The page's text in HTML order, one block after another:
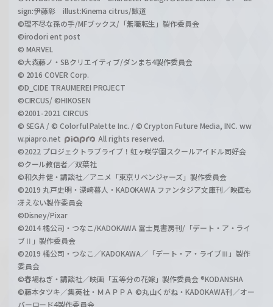
sign:伊藤彰 illust:Kinema citrus/獣道
©理不尽な孫の手/MFブックス/「無職転生」製作委員会
©irodori ent post
© MARVEL
©大森藤ノ・SBクリエイティブ/ダンまち4製作委員会
© 2016 COVER Corp.
©D_CIDE TRAUMEREI PROJECT
©CIRCUS/ ©HIKOSEN
©2001-2021 CIRCUS
© SEGA / © Colorful Palette Inc. / © Crypton Future Media, INC. ww
w.piapro.net
All rights reserved.
©2022 プロジェクトラブライブ！虹ヶ咲学園スクールアイドル同好会
©クール教信者／双葉社
©和久井健・講談社／アニメ「東京リベンジャーズ」製作委員会
©2019 丸戸史明・深崎暮人・KADOKAWA ファンタジア文庫刊／映画も
冴えない製作委員会
©Disney/Pixar
©2014 橘公司・つなこ/KADOKAWA 富士見書房刊/「デート・ア・ライ
ブⅡ」製作委員会
©2019 橘公司・つなこ／KADOKAWA／「デート・ア・ライブⅢ」製作
委員会
©春場ねぎ・講談社／映画「五等分の花嫁」製作委員会 ®KODANSHA
©藤本タツキ／集英社・ＭＡＰＰＡ ©丸山くがね・KADOKAWA刊／オー
バーロード4製作委員会